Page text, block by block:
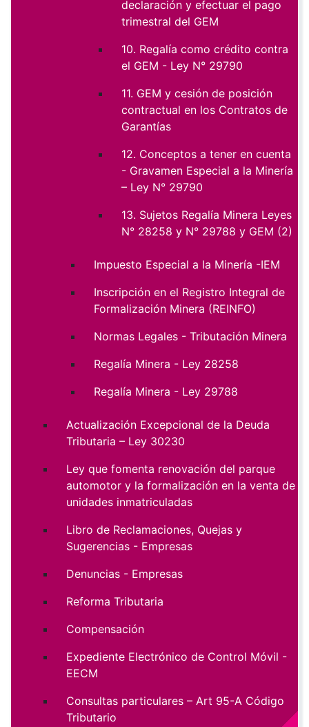
declaración y efectuar el pago
trimestral del GEM
10. Regalía como crédito contra
el GEM - Ley N° 29790
11. GEM y cesión de posición
contractual en los Contratos de
Garantías
12. Conceptos a tener en cuenta
- Gravamen Especial a la Minería
– Ley N° 29790
13. Sujetos Regalía Minera Leyes
N° 28258 y N° 29788 y GEM (2)
Impuesto Especial a la Minería -IEM
Inscripción en el Registro Integral de
Formalización Minera (REINFO)
Normas Legales - Tributación Minera
Regalía Minera - Ley 28258
Regalía Minera - Ley 29788
Actualización Excepcional de la Deuda
Tributaria – Ley 30230
Ley que fomenta renovación del parque
automotor y la formalización en la venta de
unidades inmatriculadas
Libro de Reclamaciones, Quejas y
Sugerencias - Empresas
Denuncias - Empresas
Reforma Tributaria
Compensación
Expediente Electrónico de Control Móvil -
EECM
Consultas particulares – Art 95-A Código
Tributario